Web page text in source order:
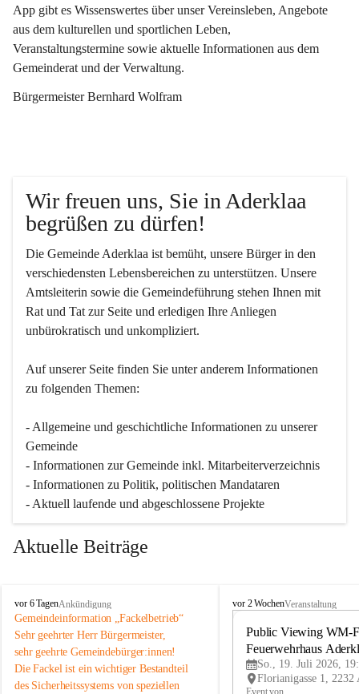
App gibt es Wissenswertes über unser Vereinsleben, Angebote
aus dem kulturellen und sportlichen Leben,
Veranstaltungstermine sowie aktuelle Informationen aus dem
Gemeinderat und der Verwaltung.
Bürgermeister Bernhard Wolfram
Wir freuen uns, Sie in Aderklaa
begrüßen zu dürfen!
Die Gemeinde Aderklaa ist bemüht, unsere Bürger in den
verschiedensten Lebensbereichen zu unterstützen. Unsere
Amtsleiterin sowie die Gemeindeführung stehen Ihnen mit
Rat und Tat zur Seite und erledigen Ihre Anliegen
unbürokratisch und unkompliziert.
Auf unserer Seite finden Sie un­ter an­de­rem Informationen
zu folgenden Themen:
- Allgemeine und geschichtliche Informationen zu unserer
Gemeinde
- Informationen zur Gemeinde inkl. Mitarbeiterverzeichnis
- Informationen zu Politik, politischen Mandataren
- Aktuell laufende und abgeschlossene Projekte
Aktuelle Beiträge
A
d
e
r
k
l
a
vor 6 TagenAnkündigung
Gemeindeinformation „Fackelbetrieb“
Sehr geehrter Herr Bürgermeister,
sehr geehrte Gemeindebürger:innen!
Die Fackel ist ein wichtiger Bestandteil
des Sicherheitssystems von speziellen
A
vor 2 WochenVeranstaltung
Public Viewing WM-
Feuerwehrhaus
So., 19. Juli 2026,
Event von